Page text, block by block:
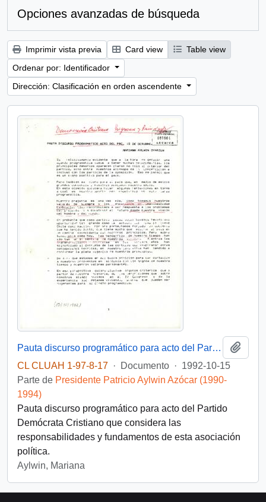
Opciones avanzadas de búsqueda
Imprimir vista previa Card view
Table view
Ordenar por: Identificador
Dirección: Clasificación en orden ascendente
Pauta discurso programático para acto del Partido Demócrata Cristiano
CL CLUAH 1-97-8-17 · Documento · 1992-10-15
Parte de Presidente Patricio Aylwin Azócar (1990-
1994)
Pauta discurso programático para acto del Partido
Demócrata Cristiano que considera las
responsabilidades y fundamentos de esta asociación
política.
Aylwin, Mariana